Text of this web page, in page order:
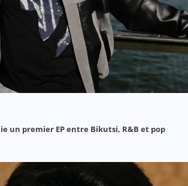
un premier EP entre Bikutsi, R&B et pop